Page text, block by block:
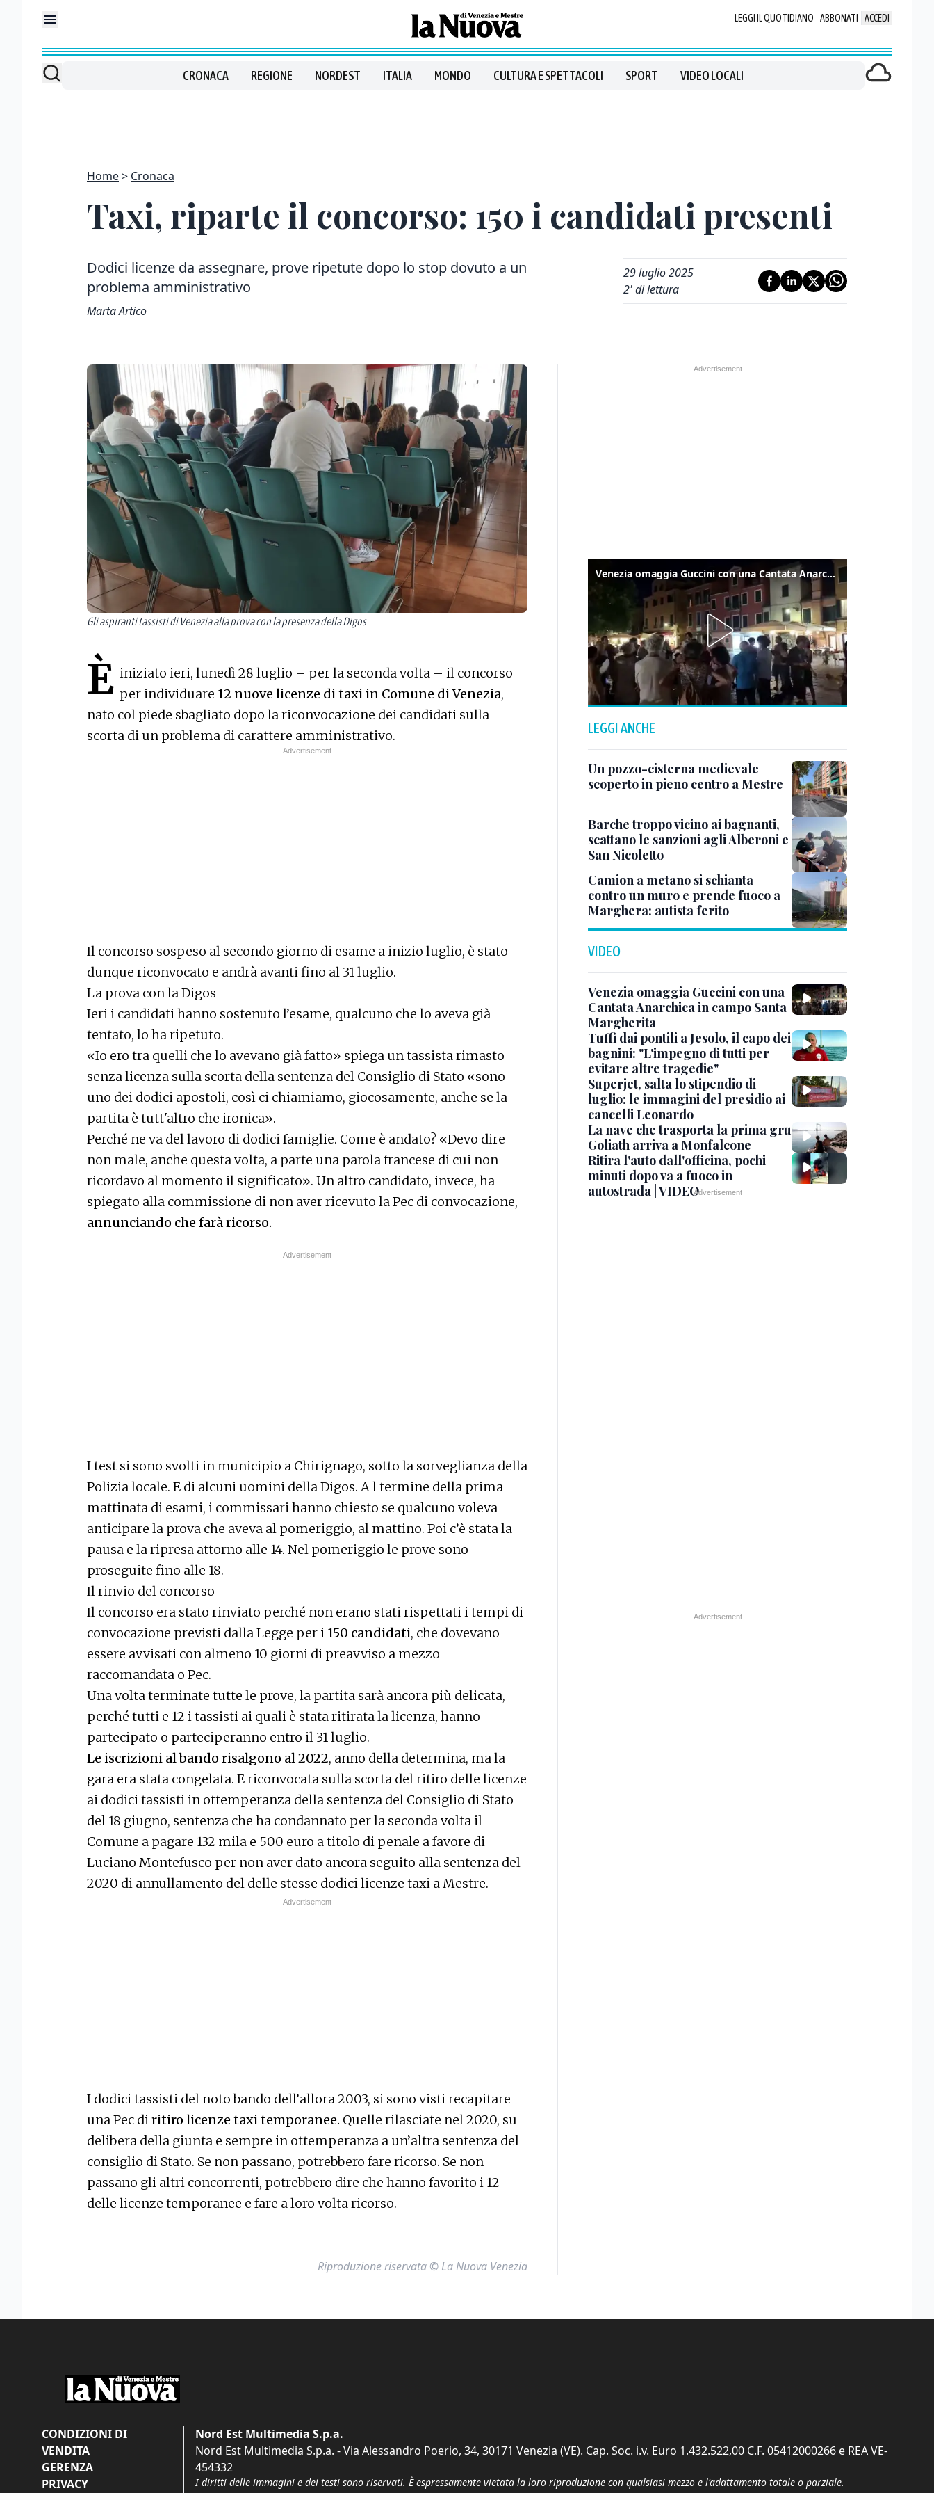
LEGGI IL QUOTIDIANO ABBONATI ACCEDI
CRONACA REGIONE NORDEST ITALIA MONDO CULTURA E SPETTACOLI SPORT VIDEO LOCALI
Home Cronaca
Taxi, riparte il concorso: 150 i candidati presenti
Dodici licenze da assegnare, prove ripetute dopo lo stop dovuto a un
problema amministrativo
Marta Artico
29 luglio 2025
2' di lettura
Gli aspiranti tassisti di Venezia alla prova con la presenza della Digos
È iniziato ieri, lunedì 28 luglio – per la seconda volta – il concorso
per individuare 12 nuove licenze di taxi in Comune di Venezia,
nato col piede sbagliato dopo la riconvocazione dei candidati sulla
scorta di un problema di carattere amministrativo.
Il concorso sospeso al secondo giorno di esame a inizio luglio, è stato
dunque riconvocato e andrà avanti fino al 31 luglio.
La prova con la Digos
Ieri i candidati hanno sostenuto l’esame, qualcuno che lo aveva già
tentato, lo ha ripetuto.
«Io ero tra quelli che lo avevano già fatto» spiega un tassista rimasto
senza licenza sulla scorta della sentenza del Consiglio di Stato «sono
uno dei dodici apostoli, così ci chiamiamo, giocosamente, anche se la
partita è tutt'altro che ironica».
Perché ne va del lavoro di dodici famiglie. Come è andato? «Devo dire
non male, anche questa volta, a parte una parola francese di cui non
ricordavo al momento il significato». Un altro candidato, invece, ha
spiegato alla commissione di non aver ricevuto la Pec di convocazione,
annunciando che farà ricorso.
I test si sono svolti in municipio a Chirignago, sotto la sorveglianza della
Polizia locale. E di alcuni uomini della Digos. A l termine della prima
mattinata di esami, i commissari hanno chiesto se qualcuno voleva
anticipare la prova che aveva al pomeriggio, al mattino. Poi c’è stata la
pausa e la ripresa attorno alle 14. Nel pomeriggio le prove sono
proseguite fino alle 18.
Il rinvio del concorso
Il concorso era stato rinviato perché non erano stati rispettati i tempi di
convocazione previsti dalla Legge per i 150 candidati, che dovevano
essere avvisati con almeno 10 giorni di preavviso a mezzo
raccomandata o Pec.
Una volta terminate tutte le prove, la partita sarà ancora più delicata,
perché tutti e 12 i tassisti ai quali è stata ritirata la licenza, hanno
partecipato o parteciperanno entro il 31 luglio.
Le iscrizioni al bando risalgono al 2022, anno della determina, ma la
gara era stata congelata. E riconvocata sulla scorta del ritiro delle licenze
ai dodici tassisti in ottemperanza della sentenza del Consiglio di Stato
del 18 giugno, sentenza che ha condannato per la seconda volta il
Comune a pagare 132 mila e 500 euro a titolo di penale a favore di
Luciano Montefusco per non aver dato ancora seguito alla sentenza del
2020 di annullamento del delle stesse dodici licenze taxi a Mestre.
I dodici tassisti del noto bando dell’allora 2003, si sono visti recapitare
una Pec diritiro licenze taxi temporanee. Quelle rilasciate nel 2020, su
delibera della giunta e sempre in ottemperanza a un’altra sentenza del
consiglio di Stato. Se non passano, potrebbero fare ricorso. Se non
passano gli altri concorrenti, potrebbero dire che hanno favorito i 12
delle licenze temporanee e fare a loro volta ricorso. —
Riproduzione riservata © La Nuova Venezia
Venezia omaggia Guccini con una Cantata Anarchica in campo Santa Margherita
LEGGI ANCHE
Un pozzo-cisterna medievale
scoperto in pieno centro a Mestre
Barche troppo vicino ai bagnanti,
scattano le sanzioni agli Alberoni e
San Nicoletto
Camion a metano si schianta
contro un muro e prende fuoco a
Marghera: autista ferito
VIDEO
Venezia omaggia Guccini con una
Cantata Anarchica in campo Santa
Margherita
Tuffi dai pontili a Jesolo, il capo dei
bagnini: "L'impegno di tutti per
evitare altre tragedie"
Superjet, salta lo stipendio di
luglio: le immagini del presidio ai
cancelli Leonardo
La nave che trasporta la prima gru
Goliath arriva a Monfalcone
Ritira l'auto dall'officina, pochi
minuti dopo va a fuoco in
autostrada | VIDEO
CONDIZIONI DI
VENDITA
GERENZA
PRIVACY
Nord Est Multimedia S.p.a.
Nord Est Multimedia S.p.a. - Via Alessandro Poerio, 34, 30171 Venezia (VE). Cap. Soc. i.v. Euro 1.432.522,00 C.F. 05412000266 e REA VE-
454332
I diritti delle immagini e dei testi sono riservati. È espressamente vietata la loro riproduzione con qualsiasi mezzo e l'adattamento totale o parziale.